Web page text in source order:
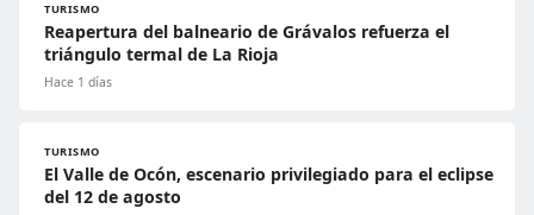
TURISMO
Reapertura del balneario de Grávalos refuerza el
triángulo termal de La Rioja
Hace 1 días
TURISMO
El Valle de Ocón, escenario privilegiado para el eclipse
del 12 de agosto